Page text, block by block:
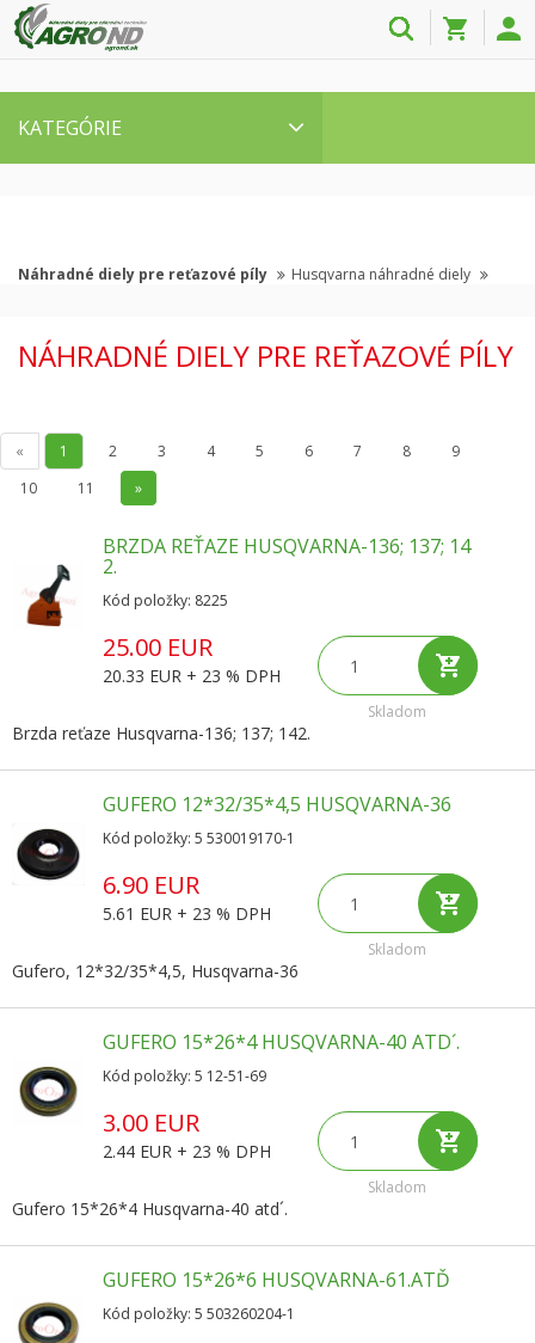
KATEGÓRIE
Náhradné diely pre reťazové píly Husqvarna náhradné diely
NÁHRADNÉ DIELY PRE REŤAZOVÉ PÍLY
« 1 2 3 4 5 6 7 8
9
10
11 »
BRZDA REŤAZE HUSQVARNA-136; 137; 14
2.
Kód položky: 8225
25.00 EUR
20.33 EUR + 23 % DPH
Skladom
Brzda reťaze Husqvarna-136; 137; 142.
GUFERO 12*32/35*4,5 HUSQVARNA-36
Kód položky: 5 530019170-1
6.90 EUR
5.61 EUR + 23 % DPH
Skladom
Gufero, 12*32/35*4,5, Husqvarna-36
GUFERO 15*26*4 HUSQVARNA-40 ATD´.
Kód položky: 5 12-51-69
3.00 EUR
2.44 EUR + 23 % DPH
Skladom
Gufero 15*26*4 Husqvarna-40 atd´.
GUFERO 15*26*6 HUSQVARNA-61.ATĎ
Kód položky: 5 503260204-1